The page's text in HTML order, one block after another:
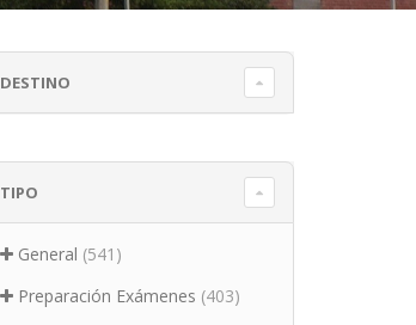
DESTINO
TIPO
General (541)
Preparación Exámenes (403)